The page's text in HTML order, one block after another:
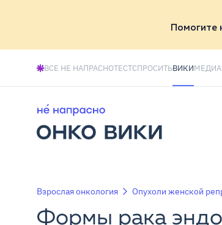
Помогите
ВСЕ НЕ НАПРАСНОТЕСТСПРОСИТЬВИКИМЕДИА
Взрослая онкология Опухоли женской
Формы рака